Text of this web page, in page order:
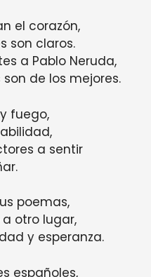
el corazón,
son claros.
a Pablo Neruda,
de los mejores.
fuego,
a sentir
poemas,
otro lugar,
y esperanza.
españoles,